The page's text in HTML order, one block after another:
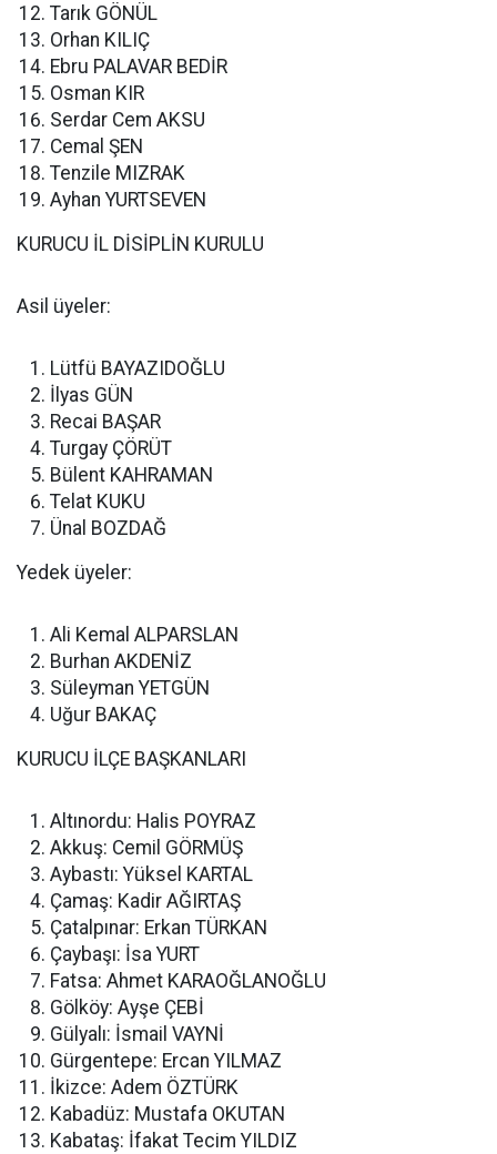
Tarık GÖNÜL
Orhan KILIÇ
Ebru PALAVAR BEDİR
Osman KIR
Serdar Cem AKSU
Cemal ŞEN
Tenzile MIZRAK
Ayhan YURTSEVEN
KURUCU İL DİSİPLİN KURULU
Asil üyeler:
Lütfü BAYAZIDOĞLU
İlyas GÜN
Recai BAŞAR
Turgay ÇÖRÜT
Bülent KAHRAMAN
Telat KUKU
Ünal BOZDAĞ
Yedek üyeler:
Ali Kemal ALPARSLAN
Burhan AKDENİZ
Süleyman YETGÜN
Uğur BAKAÇ
KURUCU İLÇE BAŞKANLARI
Altınordu: Halis POYRAZ
Akkuş: Cemil GÖRMÜŞ
Aybastı: Yüksel KARTAL
Çamaş: Kadir AĞIRTAŞ
Çatalpınar: Erkan TÜRKAN
Çaybaşı: İsa YURT
Fatsa: Ahmet KARAOĞLANOĞLU
Gölköy: Ayşe ÇEBİ
Gülyalı: İsmail VAYNİ
Gürgentepe: Ercan YILMAZ
İkizce: Adem ÖZTÜRK
Kabadüz: Mustafa OKUTAN
Kabataş: İfakat Tecim YILDIZ